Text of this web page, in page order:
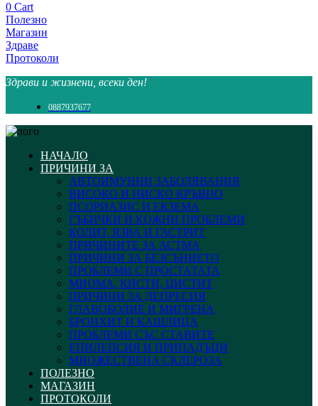
0 Cart
Полезно
Магазин
Здраве
Протоколи
Здрави и жизнени, всеки ден!
0887937677
НАЧАЛО
ПРИЧИНИ ЗА
АВТОИМУННИ ЗАБОЛЯВАНИЯ
ВИСОКО И НИСКО КРЪВНО
ПСОРИАЗИС И ЕКЗЕМА
ГЪБИЧКИ И КОЖНИ ПРОБЛЕМИ
КОЛИТ, ЯЗВА И ГАСТРИТ
ПРИЧИНИТЕ ЗА АСТМА
ПРИЧИНИ ЗА БЕЗСЪНИЕТО
ПРОБЛЕМИ С ПРОСТАТАТА
МИОМА, КИСТИ, ЦИСТИТ
ПРИЧИНИ ЗА ДЕПРЕСИЯ
ГЛАВОБОЛИЕ И МИГРЕНА
БРОНХИТ И КАШЛИЦА
ПРОБЛЕМИ СЪС СТАВИТЕ
ЕПИЛЕПСИЯ И ПРИПАДЪЦИ
МНОЖЕСТВЕНА СКЛЕРОЗА
ПОЛЕЗНО
МАГАЗИН
ПРОТОКОЛИ